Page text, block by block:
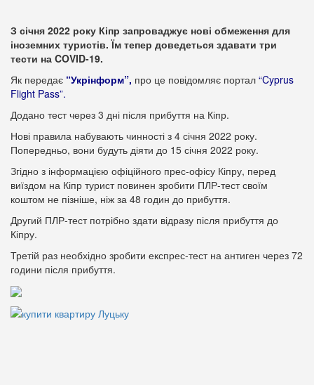
З січня 2022 року Кіпр запроваджує нові обмеження для
іноземних туристів. Їм тепер доведеться здавати три
тести на COVID-19.
Як передає “Укрінформ”, про це повідомляє портал “Cyprus
Flight Pass”.
Додано тест через 3 дні після прибуття на Кіпр.
Нові правила набувають чинності з 4 січня 2022 року.
Попередньо, вони будуть діяти до 15 січня 2022 року.
Згідно з інформацією офіційного прес-офісу Кіпру, перед
виїздом на Кіпр турист повинен зробити ПЛР-тест своїм
коштом не пізніше, ніж за 48 годин до прибуття.
Другий ПЛР-тест потрібно здати відразу після прибуття до
Кіпру.
Третій раз необхідно зробити експрес-тест на антиген через 72
години після прибуття.